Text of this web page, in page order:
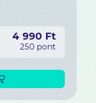
4 990 Ft
250 pont